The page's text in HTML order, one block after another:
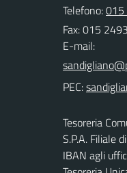
Telefono:
Fax: 015
E-mail:
PEC:
Tesoreria
S.P.A. Filiale
IBAN agli